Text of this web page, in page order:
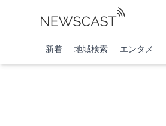
新着 地域検索 エンタメ